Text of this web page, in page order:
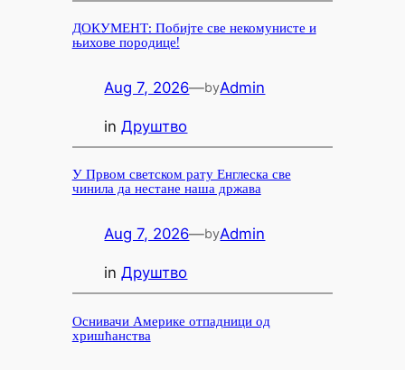
ДОКУМЕНТ: Побијте све некомунисте и
њихове породице!
Aug 7, 2026—byAdmin
inДруштво
У Првом светском рату Енглеска све
чинила да нестане наша држава
Aug 7, 2026—byAdmin
inДруштво
Оснивачи Америке отпадници од
хришћанства